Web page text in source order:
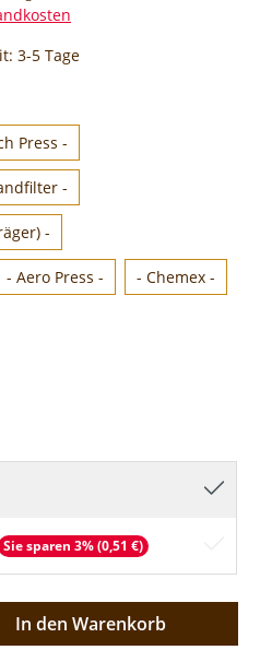
3-5 Tage
Press -
-
-
- Aero Press - - Chemex -
Sie sparen 3% (0,51 €)
In den Warenkorb